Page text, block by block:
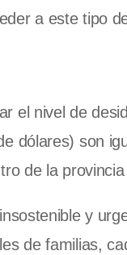
a este tipo
el nivel de
dólares) son
de la
y
de familias,